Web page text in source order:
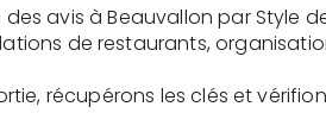
avis à Beauvallon par Style
de restaurants,
récupérons les clés et